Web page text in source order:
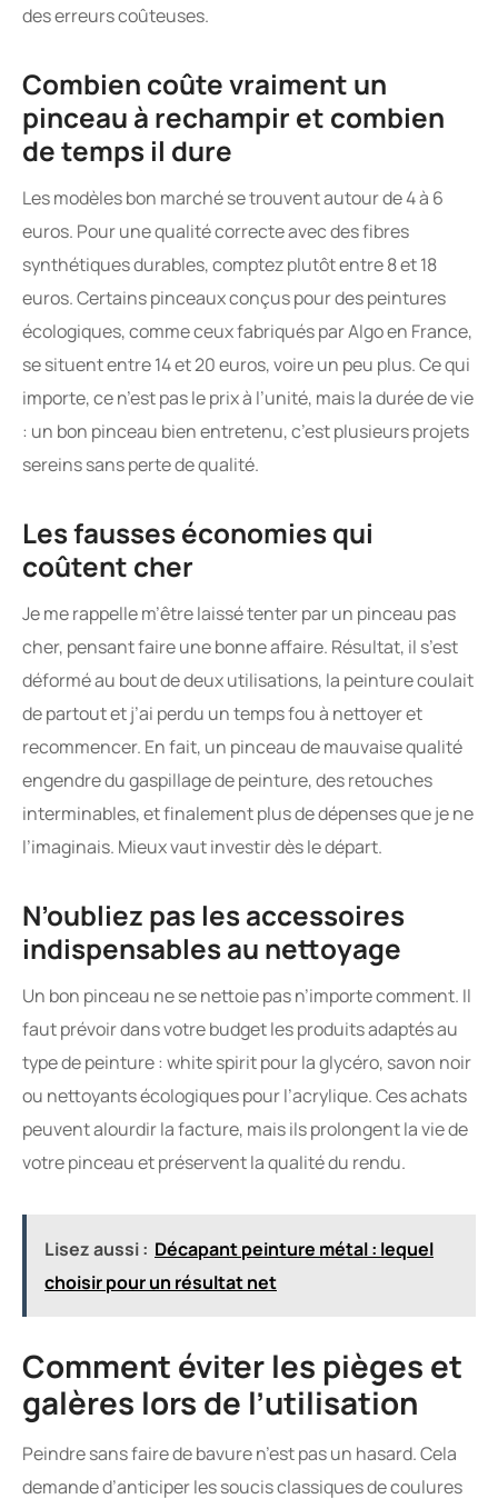
des erreurs coûteuses.
Combien coûte vraiment un
pinceau à rechampir et combien
de temps il dure
Les modèles bon marché se trouvent autour de 4 à 6
euros. Pour une qualité correcte avec des fibres
synthétiques durables, comptez plutôt entre 8 et 18
euros. Certains pinceaux conçus pour des peintures
écologiques, comme ceux fabriqués par Algo en France,
se situent entre 14 et 20 euros, voire un peu plus. Ce qui
importe, ce n’est pas le prix à l’unité, mais la durée de vie
: un bon pinceau bien entretenu, c’est plusieurs projets
sereins sans perte de qualité.
Les fausses économies qui
coûtent cher
Je me rappelle m’être laissé tenter par un pinceau pas
cher, pensant faire une bonne affaire. Résultat, il s’est
déformé au bout de deux utilisations, la peinture coulait
de partout et j’ai perdu un temps fou à nettoyer et
recommencer. En fait, un pinceau de mauvaise qualité
engendre du gaspillage de peinture, des retouches
interminables, et finalement plus de dépenses que je ne
l’imaginais. Mieux vaut investir dès le départ.
N’oubliez pas les accessoires
indispensables au nettoyage
Un bon pinceau ne se nettoie pas n’importe comment. Il
faut prévoir dans votre budget les produits adaptés au
type de peinture : white spirit pour la glycéro, savon noir
ou nettoyants écologiques pour l’acrylique. Ces achats
peuvent alourdir la facture, mais ils prolongent la vie de
votre pinceau et préservent la qualité du rendu.
Lisez aussi : Décapant peinture métal : lequel
choisir pour un résultat net
Comment éviter les pièges et
galères lors de l’utilisation
Peindre sans faire de bavure n’est pas un hasard. Cela
demande d’anticiper les soucis classiques de coulures